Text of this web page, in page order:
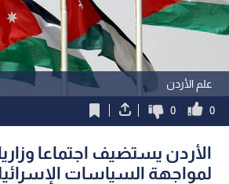
علم الأردن
0
0
الأردن يستضيف اجتماعا
لمواجهة السياسات